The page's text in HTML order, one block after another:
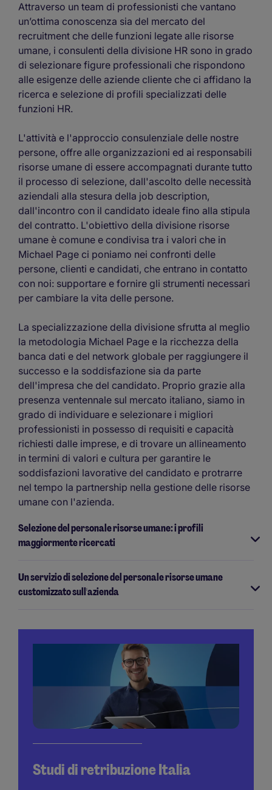
Attraverso un team di professionisti che vantano
un’ottima conoscenza sia del mercato del
recruitment che delle funzioni legate alle risorse
umane, i consulenti della divisione HR sono in grado
di selezionare figure professionali che rispondono
alle esigenze delle aziende cliente che ci affidano la
ricerca e selezione di profili specializzati delle
funzioni HR.
L'attività e l'approccio consulenziale delle nostre
persone, offre alle organizzazioni ed ai responsabili
risorse umane di essere accompagnati durante tutto
il processo di selezione, dall'ascolto delle necessità
aziendali alla stesura della job description,
dall'incontro con il candidato ideale fino alla stipula
del contratto. L'obiettivo della divisione risorse
umane è comune e condivisa tra i valori che in
Michael Page ci poniamo nei confronti delle
persone, clienti e candidati, che entrano in contatto
con noi: supportare e fornire gli strumenti necessari
per cambiare la vita delle persone.
La specializzazione della divisione sfrutta al meglio
la metodologia Michael Page e la ricchezza della
banca dati e del network globale per raggiungere il
successo e la soddisfazione sia da parte
dell'impresa che del candidato. Proprio grazie alla
presenza ventennale sul mercato italiano, siamo in
grado di individuare e selezionare i migliori
professionisti in possesso di requisiti e capacità
richiesti dalle imprese, e di trovare un allineamento
in termini di valori e cultura per garantire le
soddisfazioni lavorative del candidato e protrarre
nel tempo la partnership nella gestione delle risorse
umane con l'azienda.
Selezione del personale risorse umane: i profili
maggiormente ricercati
Un servizio di selezione del personale risorse umane
customizzato sull'azienda
Studi di retribuzione Italia